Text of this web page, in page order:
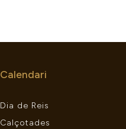
Calendari
Dia de Reis
Calçotades